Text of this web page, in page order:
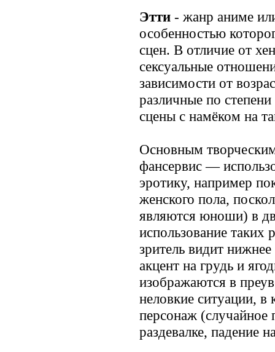
Этти - жанр аниме
особенностью
сцен. В отличие от
сексуальные
зависимости от
различные по
сцены с намёком на
Основным
фансервис —
эротику, например
женского пола,
являются юноши) в
использование таких
зритель видит
акцент на грудь и
изображаются в
неловкие ситуации,
персонаж (случайное
раздевалке, падение